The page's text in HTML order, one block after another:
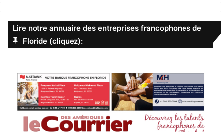
Lire notre annuaire des entreprises francophones de
Floride (cliquez):